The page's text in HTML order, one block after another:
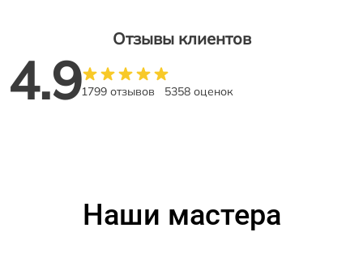
Отзывы клиентов
4.91799 отзывов 5358 оценок
Наши мастера